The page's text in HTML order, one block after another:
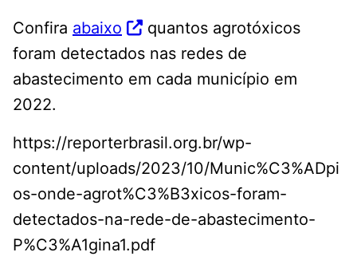
Confira abaixo
quantos agrotóxicos
foram detectados nas redes de
abastecimento em cada município em
2022.
https://reporterbrasil.org.br/wp-
content/uploads/2023/10/Munic%C3%ADpi
os-onde-agrot%C3%B3xicos-foram-
detectados-na-rede-de-abastecimento-
P%C3%A1gina1.pdf